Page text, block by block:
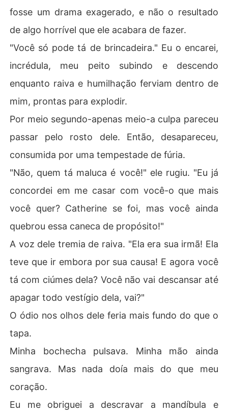
fosse um drama exagerado, e não o resultado
de algo horrível que ele acabara de fazer.
"Você só pode tá de brincadeira." Eu o encarei,
incrédula, meu peito subindo e descendo
enquanto raiva e humilhação ferviam dentro de
mim, prontas para explodir.
Por meio segundo-apenas meio-a culpa pareceu
passar pelo rosto dele. Então, desapareceu,
consumida por uma tempestade de fúria.
"Não, quem tá maluca é você!" ele rugiu. "Eu já
concordei em me casar com você-o que mais
você quer? Catherine se foi, mas você ainda
quebrou essa caneca de propósito!"
A voz dele tremia de raiva. "Ela era sua irmã! Ela
teve que ir embora por sua causa! E agora você
tá com ciúmes dela? Você não vai descansar até
apagar todo vestígio dela, vai?"
O ódio nos olhos dele feria mais fundo do que o
tapa.
Minha bochecha pulsava. Minha mão ainda
sangrava. Mas nada doía mais do que meu
coração.
Eu me obriguei a descravar a mandíbula e